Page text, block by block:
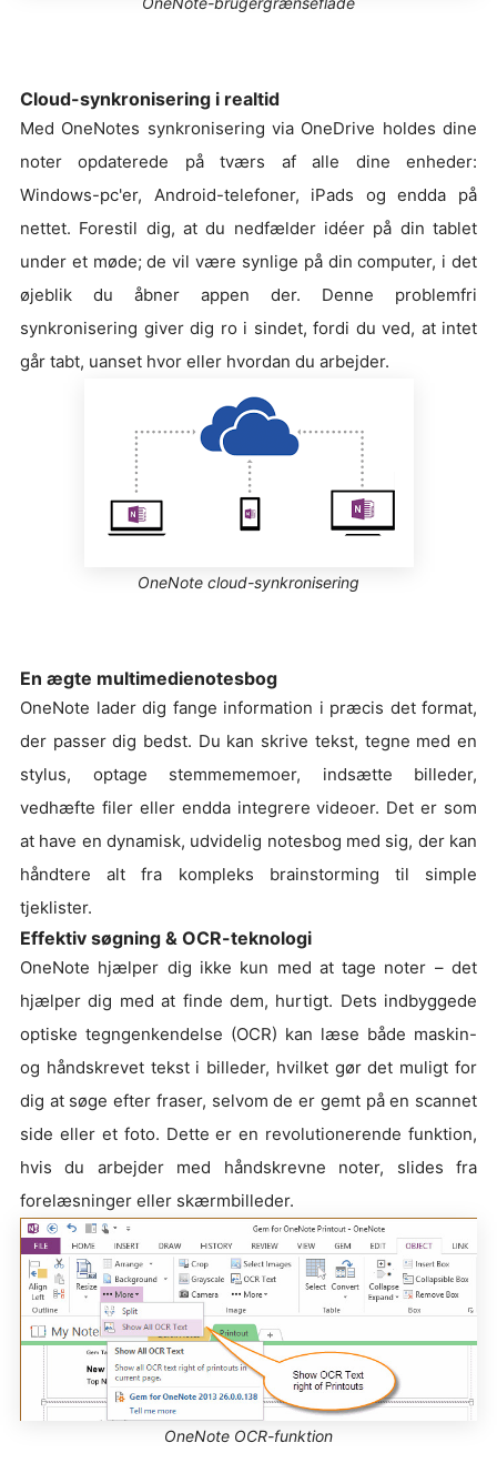
Cloud-synkronisering i realtid
Med OneNotes synkronisering via OneDrive holdes dine
noter opdaterede på tværs af alle dine enheder:
Windows-pc'er, Android-telefoner, iPads og endda på
nettet. Forestil dig, at du nedfælder idéer på din tablet
under et møde; de vil være synlige på din computer, i det
øjeblik du åbner appen der. Denne problemfri
synkronisering giver dig ro i sindet, fordi du ved, at intet
går tabt, uanset hvor eller hvordan du arbejder.
OneNote cloud-synkronisering
En ægte multimedienotesbog
OneNote lader dig fange information i præcis det format,
der passer dig bedst. Du kan skrive tekst, tegne med en
stylus, optage stemmememoer, indsætte billeder,
vedhæfte filer eller endda integrere videoer. Det er som
at have en dynamisk, udvidelig notesbog med sig, der kan
håndtere alt fra kompleks brainstorming til simple
tjeklister.
Effektiv søgning & OCR-teknologi
OneNote hjælper dig ikke kun med at tage noter – det
hjælper dig med at finde dem, hurtigt. Dets indbyggede
optiske tegngenkendelse (OCR) kan læse både maskin-
og håndskrevet tekst i billeder, hvilket gør det muligt for
dig at søge efter fraser, selvom de er gemt på en scannet
side eller et foto. Dette er en revolutionerende funktion,
hvis du arbejder med håndskrevne noter, slides fra
forelæsninger eller skærmbilleder.
OneNote OCR-funktion